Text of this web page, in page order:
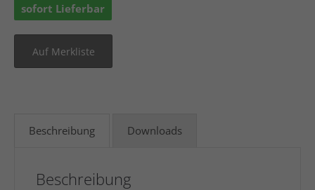
sofort Lieferbar
Beschreibung Downloads
Beschreibung